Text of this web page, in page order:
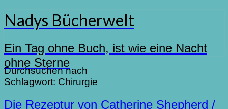
Nadys Bücherwelt
Ein Tag ohne Buch, ist wie eine Nacht
ohne Sterne
Durchsuchen nach
Schlagwort: Chirurgie
Die
Die Rezeptur von Catherine Shepherd /